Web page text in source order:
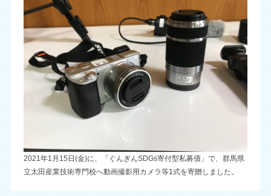
2021年1月15日(金)に、「ぐんぎんSDGs寄付型私募債」で、群馬県
立太田産業技術専門校へ動画撮影用カメラ等1式を寄贈しました。